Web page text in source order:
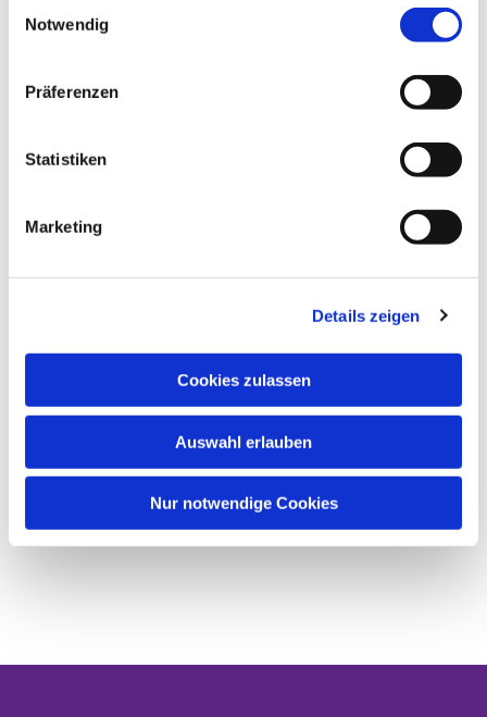
Notwendig
Präferenzen
Statistiken
Marketing
Details zeigen
Cookies zulassen
Auswahl erlauben
Nur notwendige Cookies